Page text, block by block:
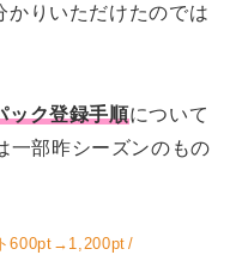
かりいただけたのでは
ック登録手順について
一部昨シーズンのもの
600pt→1,200pt